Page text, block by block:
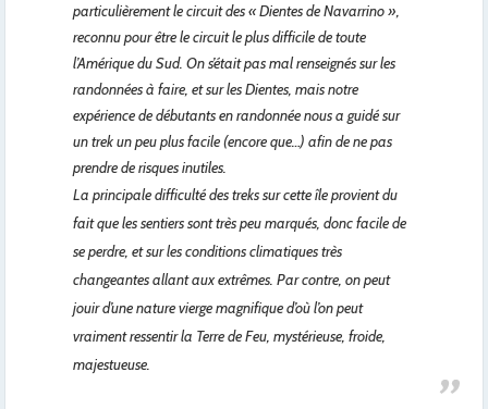
particulièrement le circuit des « Dientes de Navarrino »,
reconnu pour être le circuit le plus difficile de toute
l’Amérique du Sud. On s’était pas mal renseignés sur les
randonnées à faire, et sur les Dientes, mais notre
expérience de débutants en randonnée nous a guidé sur
un trek un peu plus facile (encore que…) afin de ne pas
prendre de risques inutiles.
La principale difficulté des treks sur cette île provient du
fait que les sentiers sont très peu marqués, donc facile de
se perdre, et sur les conditions climatiques très
changeantes allant aux extrêmes. Par contre, on peut
jouir d’une nature vierge magnifique d’où l’on peut
vraiment ressentir la Terre de Feu, mystérieuse, froide,
majestueuse.